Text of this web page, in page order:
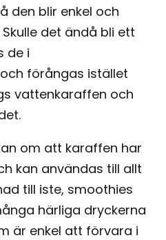
den blir enkel och
det ändå bli ett
de i
förångas istället
vattenkaraffen och
om att karaffen har
kan användas till allt
till iste, smoothies
härliga dryckerna
är enkel att förvara i